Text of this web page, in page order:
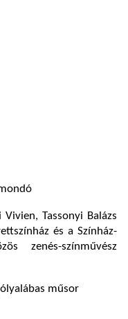
Tassonyi Balázs
és a Színház-
zenés-színművész
műsor